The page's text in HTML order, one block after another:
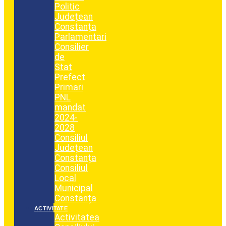
Politic
Județean
Constanța
Parlamentari
Consilier
de
Stat
Prefect
Primari
PNL
mandat
2024-
2028
Consiliul
Județean
Constanța
Consiliul
Local
Municipal
Constanța
ACTIVITATE
Activitatea